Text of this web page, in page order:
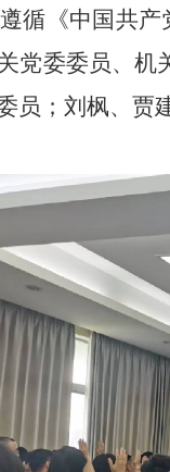
循《中国共
党委委员、
员；刘枫、贾